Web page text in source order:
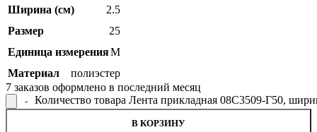
Ширина (см)
2.5
Размер
25
Единица измеренияМ
Материал
полиэстер
7 заказов оформлено в последний месяц
Количество товара Лента прикладная 08С3509-Г50,
В КОРЗИНУ